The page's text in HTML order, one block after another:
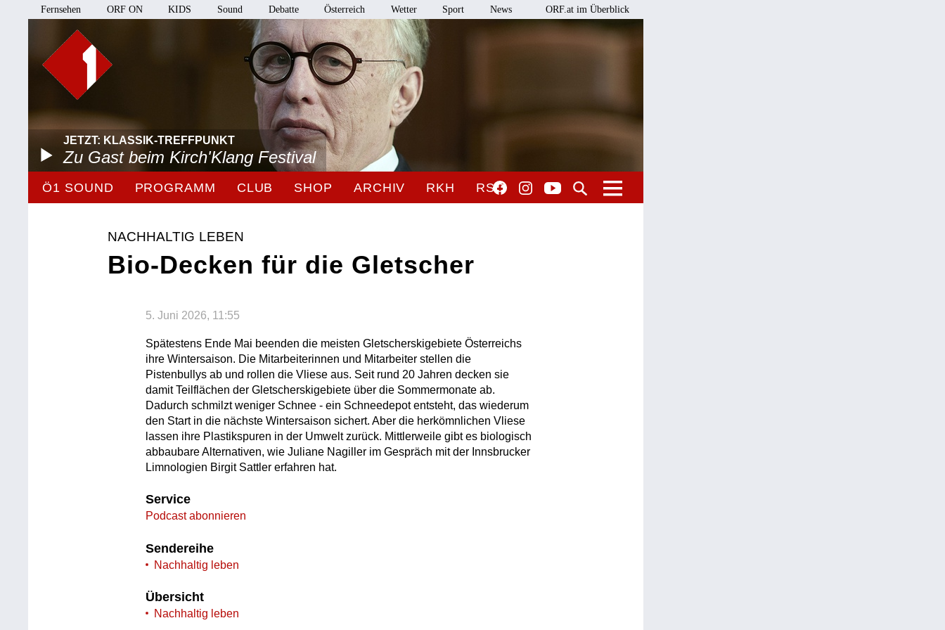
Fernsehen ORF ON KIDS Sound Debatte Österreich Wetter Sport News ORF.at im Überblick
JETZT: KLASSIK-TREFFPUNKT
Zu Gast beim Kirch'Klang Festival
Ö1 SOUND PROGRAMM CLUB SHOP ARCHIV RKH RSO
NACHHALTIG LEBEN
Bio-Decken für die Gletscher
5. Juni 2026, 11:55
Spätestens Ende Mai beenden die meisten Gletscherskigebiete Österreichs
ihre Wintersaison. Die Mitarbeiterinnen und Mitarbeiter stellen die
Pistenbullys ab und rollen die Vliese aus. Seit rund 20 Jahren decken sie
damit Teilflächen der Gletscherskigebiete über die Sommermonate ab.
Dadurch schmilzt weniger Schnee - ein Schneedepot entsteht, das wiederum
den Start in die nächste Wintersaison sichert. Aber die herkömnlichen Vliese
lassen ihre Plastikspuren in der Umwelt zurück. Mittlerweile gibt es biologisch
abbaubare Alternativen, wie Juliane Nagiller im Gespräch mit der Innsbrucker
Limnologien Birgit Sattler erfahren hat.
Service
Podcast abonnieren
Sendereihe
Nachhaltig leben
Übersicht
Nachhaltig leben